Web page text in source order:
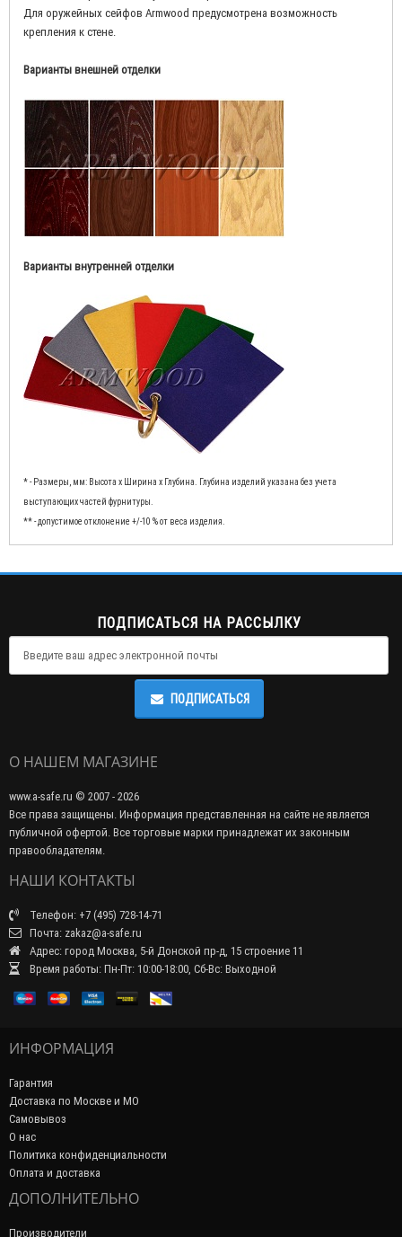
Для оружейных сейфов Armwood предусмотрена возможность
крепления к стене.
Варианты внешней отделки
Варианты внутренней отделки
* - Размеры, мм: Высота x Ширина x Глубина. Глубина изделий указана без учета
выступающих частей фурнитуры.
** - допустимое отклонение +/-10 % от веса изделия.
ПОДПИСАТЬСЯ НА РАССЫЛКУ
ПОДПИСАТЬСЯ
О НАШЕМ МАГАЗИНЕ
www.a-safe.ru © 2007 - 2026
Все права защищены. Информация представленная на сайте не является
публичной офертой. Все торговые марки принадлежат их законным
правообладателям.
НАШИ КОНТАКТЫ
Телефон: +7 (495) 728-14-71
Почта: zakaz@a-safe.ru
Адрес: город Москва, 5-й Донской пр-д, 15 строение 11
Время работы: Пн-Пт: 10:00-18:00, Сб-Вс: Выходной
ИНФОРМАЦИЯ
Гарантия
Доставка по Москве и МО
Самовывоз
О нас
Политика конфиденциальности
Оплата и доставка
ДОПОЛНИТЕЛЬНО
Производители